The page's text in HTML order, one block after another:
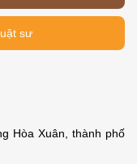
sư
Hòa Xuân, thành phố